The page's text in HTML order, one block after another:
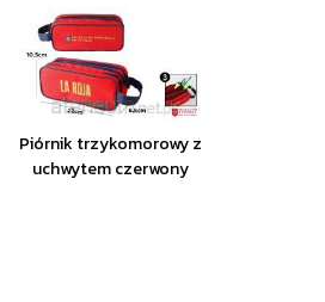
Piórnik trzykomorowy z
uchwytem czerwony